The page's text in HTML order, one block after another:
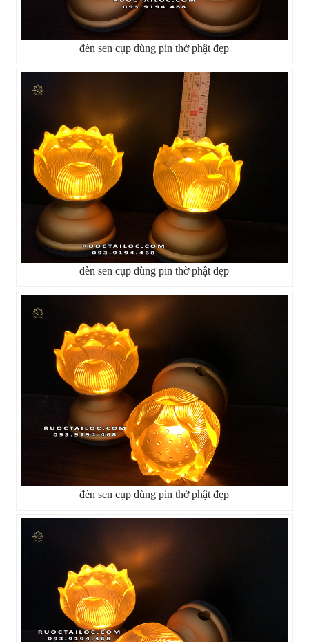
đèn sen cụp dùng pin thờ phật đẹp
đèn sen cụp dùng pin thờ phật đẹp
đèn sen cụp dùng pin thờ phật đẹp